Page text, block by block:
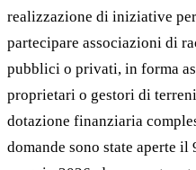
realizzazione di iniziative
partecipare associazioni di
pubblici o privati, in forma
proprietari o gestori di
dotazione finanziaria
domande sono state aperte